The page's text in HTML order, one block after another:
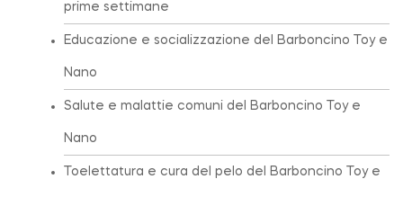
prime settimane
Educazione e socializzazione del Barboncino Toy e
Nano
Salute e malattie comuni del Barboncino Toy e
Nano
Toelettatura e cura del pelo del Barboncino Toy e